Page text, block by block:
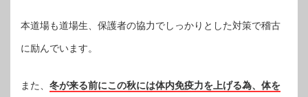
本道場も道場生、保護者の協力でしっかりとした対策で稽古
に励んでいます。
また、 冬が来る前にこの秋には体内免疫力を上げる為、体を